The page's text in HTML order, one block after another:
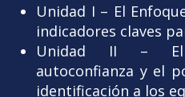
Unidad I – El
indicadores claves
Unidad II – El
autoconfianza y el
identificación a los